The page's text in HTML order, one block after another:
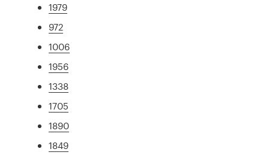
1979
972
1006
1956
1338
1705
1890
1849